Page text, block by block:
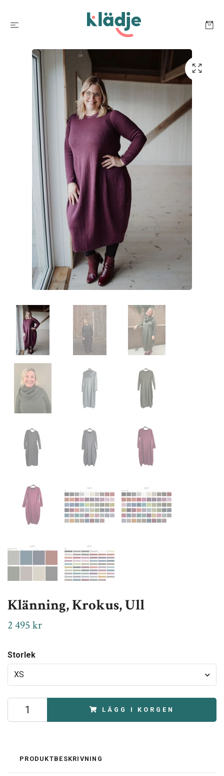
Klänning, Krokus, Ull
2 495 kr
Storlek
XS
LÄGG I KORGEN
PRODUKTBESKRIVNING